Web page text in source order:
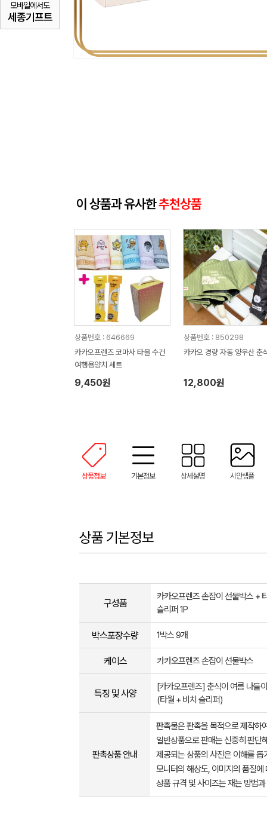
모바일에서도
세종기프트
이 상품과 유사한추천상품
상품번호 : 646669
카카오프렌즈 코마사 타올 수건
여행용양치 세트
9,450원
상품번호 : 850298
카카오 경량 자동 양우산 춘
12,800원
상품정보 기본정보 상세설명 시안샘플
상품 기본정보
구성품
카카오프렌즈 손잡이 선물박스 +
슬리퍼 1P
박스포장수량 1박스 9개
케이스 카카오프렌즈 손잡이 선물박스
특징 및 사양
[카카오프렌즈] 춘식이 여름 나들
(타월 + 비치 슬리퍼)
판촉상품 안내
판촉물은 판촉을 목적으로 제작하
일반상품으로 판매는 신중히 판단
제공되는 상품의 사진은 이해를
모니터의 해상도, 이미지의 품질
상품 규격 및 사이즈는 재는 방법